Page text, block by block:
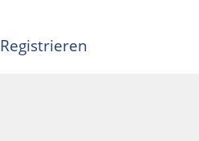
Registrieren